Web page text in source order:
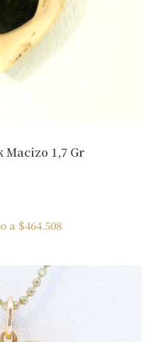
Macizo 1,7 Gr
a $464.508